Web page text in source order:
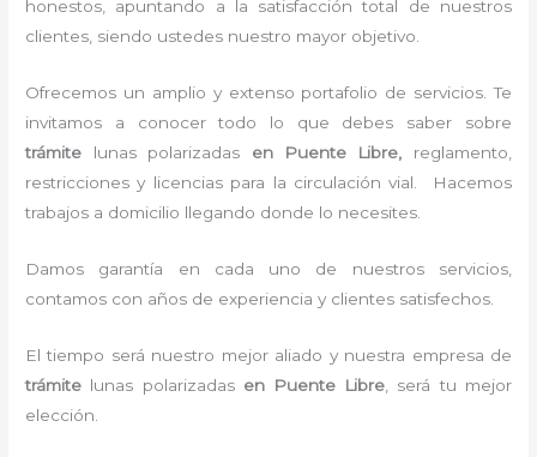
honestos, apuntando a la satisfacción total de nuestros
clientes, siendo ustedes nuestro mayor objetivo.
Ofrecemos un amplio y extenso portafolio de servicios. Te
invitamos a conocer todo lo que debes saber sobre
trámite lunas polarizadas en Puente Libre, reglamento,
restricciones y licencias para la circulación vial. Hacemos
trabajos a domicilio llegando donde lo necesites.
Damos garantía en cada uno de nuestros servicios,
contamos con años de experiencia y clientes satisfechos.
El tiempo será nuestro mejor aliado y nuestra empresa de
trámite lunas polarizadasen Puente Libre , será tu mejor
elección.